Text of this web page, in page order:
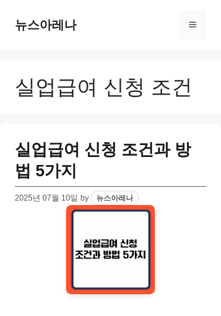
content뉴스아레나 Menu
실업급여 신청 조건
실업급여 신청 조건과 방
법 5가지
2025년 07월 10일 by 뉴스아레나